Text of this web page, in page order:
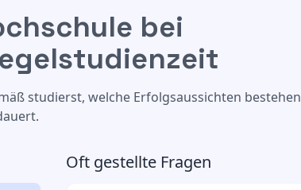
der Regelstudienzeit bei
studierst, welche Erfolgsaussichten bestehen
Oft gestellte Fragen